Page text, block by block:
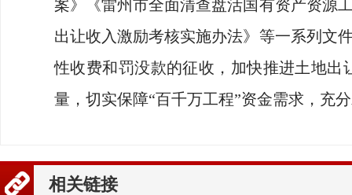
案》《雷州市全面清查盘活国有资产资源
出让收入激励考核实施办法》等一系列文
性收费和罚没款的征收，加快推进土地
量，切实保障“百千万工程”资金需求，充
相关链接